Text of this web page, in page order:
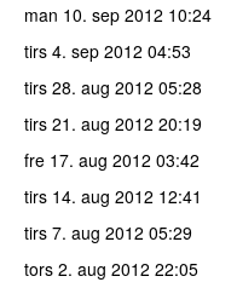
man 10. sep 2012 10:24
tirs 4. sep 2012 04:53
tirs 28. aug 2012 05:28
tirs 21. aug 2012 20:19
fre 17. aug 2012 03:42
tirs 14. aug 2012 12:41
tirs 7. aug 2012 05:29
tors 2. aug 2012 22:05